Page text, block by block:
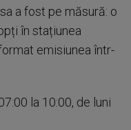
a fost pe măsură: o
în stațiunea
emisiunea într-
la 10:00, de luni